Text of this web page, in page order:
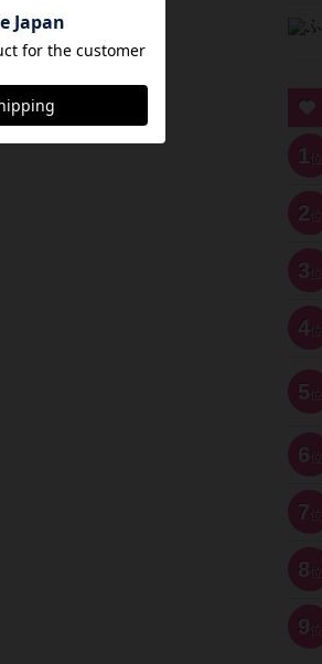
1 位
2 位
3 位
4位
5 位
6 位
7 位
8 位
9 位